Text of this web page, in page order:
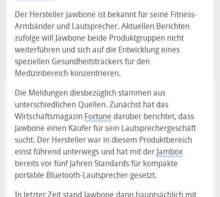
Der Hersteller Jawbone ist bekannt für seine Fitness-
Armbänder und Lautsprecher. Aktuellen Berichten
zufolge will Jawbone beide Produktgruppen nicht
weiterführen und sich auf die Entwicklung eines
speziellen Gesundheitstrackers für den
Medizinbereich konzentrieren.
Die Meldungen diesbezüglich stammen aus
unterschiedlichen Quellen. Zunächst hat das
Wirtschaftsmagazin Fortune darüber berichtet, dass
Jawbone einen Käufer für sein Lautsprechergeschäft
sucht. Der Hersteller war in diesem Produktbereich
einst führend unterwegs und hat mit der Jambox
bereits vor fünf Jahren Standards für kompakte
portable Bluetooth-Lautsprecher gesetzt.
In letzter Zeit stand Jawbone dann hauptsächlich mit